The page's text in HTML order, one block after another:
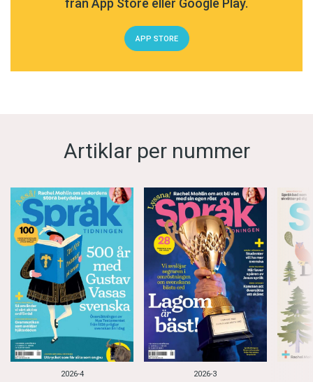
från App Store eller Google Play.
APP STORE
Artiklar per nummer
2026-4 2026-3